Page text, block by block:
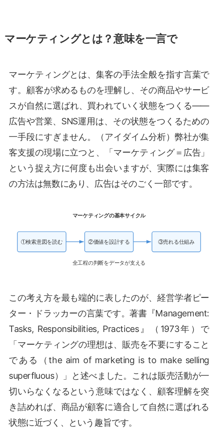
マーケティングとは？意味を一言で
マーケティングとは、集客の手法全般を指す言葉で
す。顧客が求めるものを理解し、その商品やサービ
スが自然に選ばれ、買われていく状態をつくる——
広告や営業、SNS運用は、その状態をつくるための
一手段にすぎません。（アイダイム分析）弊社が集
客支援の現場に立つと、「マーケティング＝広告」
という捉え方に何度も出会いますが、実際には集客
の方法は無数にあり、広告はそのごく一部です。
マーケティングの基本サイクル
①検索意図を読む ②価値を設計する ③売れる仕組み
全工程の判断をデータが支える
この考え方を最も端的に表したのが、経営学者ピー
ター・ドラッカーの言葉です。著書『Management:
Tasks, Responsibilities, Practices』（1973年）で
「マーケティングの理想は、販売を不要にすること
である（the aim of marketing is to make selling
superfluous）」と述べました。これは販売活動が一
切いらなくなるという意味ではなく、顧客理解を突
き詰めれば、商品が顧客に適合して自然に選ばれる
状態に近づく、という趣旨です。